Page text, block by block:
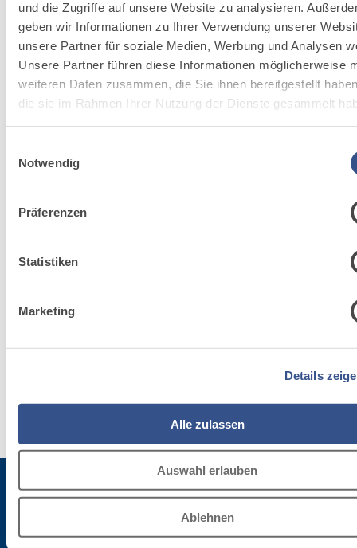
und die Zugriffe auf unsere Website zu analysieren.
geben wir Informationen zu Ihrer Verwendung unserer
unsere Partner für soziale Medien, Werbung und Analysen
Unsere Partner führen diese Informationen möglicherweise
weiteren Daten zusammen, die Sie ihnen bereitgestellt
die sie im Rahmen Ihrer Nutzung der Dienste gesammelt
Notwendig
Präferenzen
Statistiken
Marketing
Details
Alle zulassen
Auswahl erlauben
Ablehnen
Entdecke zugehörige
Lösungen von Fassa
FASSACOLOUR
mehr
Für die Newsletter anmelden